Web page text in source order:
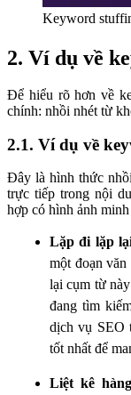
Keyword
2. Ví dụ về
Để hiểu rõ hơn về
chính: nhồi nhét từ
2.1. Ví dụ về
Đây là hình thức
trực tiếp trong nội
hợp có hình ảnh
Lặp đi lặp
một đoạn
lại cụm từ
đang tìm
dịch vụ SEO
tốt nhất để
Liệt kê